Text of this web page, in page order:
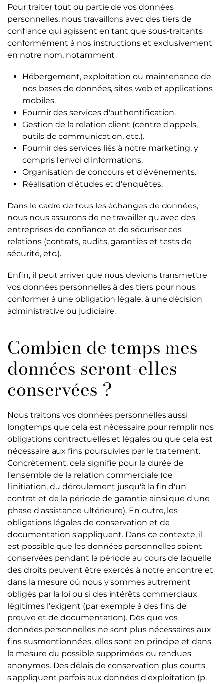
Pour traiter tout ou partie de vos données
personnelles, nous travaillons avec des tiers de
confiance qui agissent en tant que sous-traitants
conformément à nos instructions et exclusivement
en notre nom, notamment
Hébergement, exploitation ou maintenance de
nos bases de données, sites web et applications
mobiles.
Fournir des services d'authentification.
Gestion de la relation client (centre d'appels,
outils de communication, etc.).
Fournir des services liés à notre marketing, y
compris l'envoi d'informations.
Organisation de concours et d'événements.
Réalisation d'études et d'enquêtes.
Dans le cadre de tous les échanges de données,
nous nous assurons de ne travailler qu'avec des
entreprises de confiance et de sécuriser ces
relations (contrats, audits, garanties et tests de
sécurité, etc.).
Enfin, il peut arriver que nous devions transmettre
vos données personnelles à des tiers pour nous
conformer à une obligation légale, à une décision
administrative ou judiciaire.
Combien de temps mes
données seront-elles
conservées ?
Nous traitons vos données personnelles aussi
longtemps que cela est nécessaire pour remplir nos
obligations contractuelles et légales ou que cela est
nécessaire aux fins poursuivies par le traitement.
Concrètement, cela signifie pour la durée de
l'ensemble de la relation commerciale (de
l'initiation, du déroulement jusqu'à la fin d'un
contrat et de la période de garantie ainsi que d'une
phase d'assistance ultérieure). En outre, les
obligations légales de conservation et de
documentation s'appliquent. Dans ce contexte, il
est possible que les données personnelles soient
conservées pendant la période au cours de laquelle
des droits peuvent être exercés à notre encontre et
dans la mesure où nous y sommes autrement
obligés par la loi ou si des intérêts commerciaux
légitimes l'exigent (par exemple à des fins de
preuve et de documentation). Dès que vos
données personnelles ne sont plus nécessaires aux
fins susmentionnées, elles sont en principe et dans
la mesure du possible supprimées ou rendues
anonymes. Des délais de conservation plus courts
s'appliquent parfois aux données d'exploitation (p.